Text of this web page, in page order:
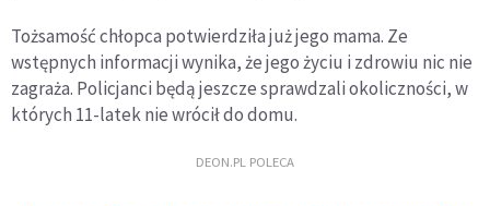
Tożsamość chłopca potwierdziła już jego mama. Ze
wstępnych informacji wynika, że jego życiu i zdrowiu nic nie
zagraża. Policjanci będą jeszcze sprawdzali okoliczności, w
których 11-latek nie wrócił do domu.
DEON.PL POLECA